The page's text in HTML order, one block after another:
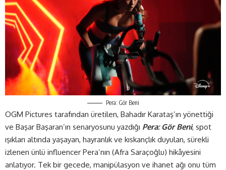
Pera: Gör Beni
OGM Pictures tarafından üretilen, Bahadır Karataş’ın yönettiği
ve Başar Başaran’ın senaryosunu yazdığı Pera: Gör Beni, spot
ışıkları altında yaşayan, hayranlık ve kıskançlık duyulan, sürekli
izlenen ünlü influencer Pera’nın (Afra Saraçoğlu) hikâyesini
anlatıyor. Tek bir gecede, manipülasyon ve ihanet ağı onu tüm